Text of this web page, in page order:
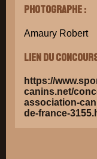
Photographe :
Amaury Robert
Lien du
https://
canins.net/
association-
de-france-